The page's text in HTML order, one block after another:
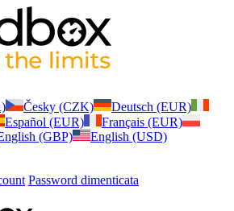
Česky (CZK)
Deutsch (EUR)
Español (EUR)
Français (EUR)
(GBP) English (USD)
Password dimenticata